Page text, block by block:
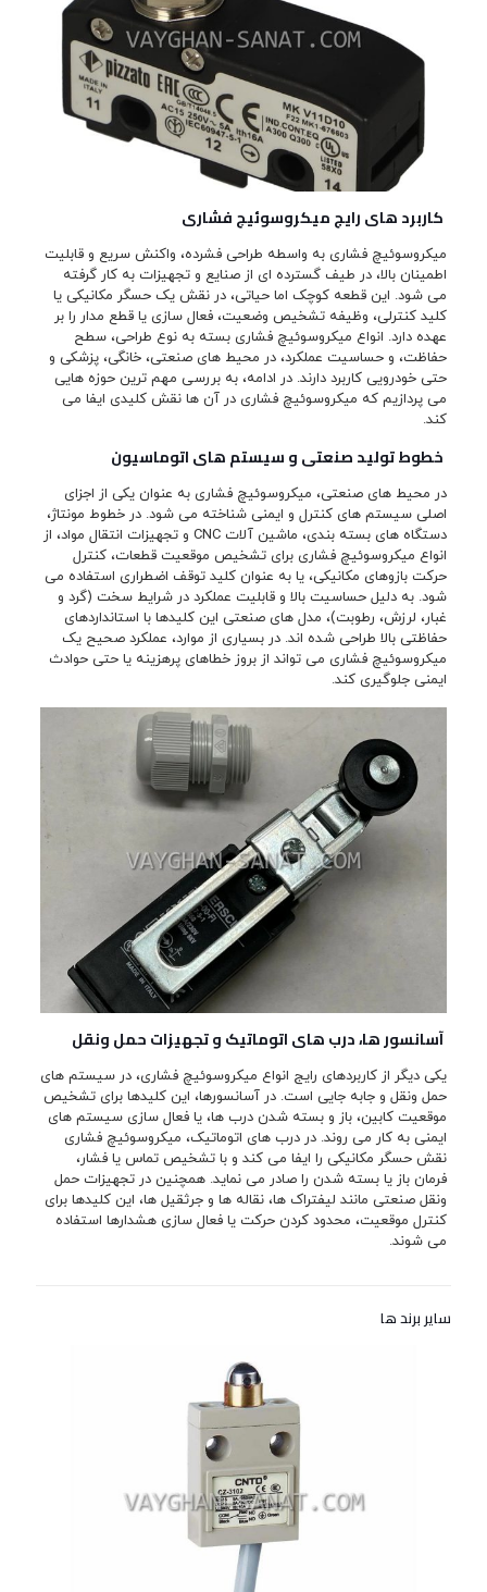
کاربرد های رایج میکروسوئیچ فشاری
میکروسوئیچ فشاری به واسطه طراحی فشرده، واکنش سریع و قابلیت
اطمینان بالا، در طیف گسترده ای از صنایع و تجهیزات به کار گرفته
می شود. این قطعه کوچک اما حیاتی، در نقش یک حسگر مکانیکی یا
کلید کنترلی، وظیفه تشخیص وضعیت، فعال سازی یا قطع مدار را بر
عهده دارد. انواع میکروسوئیچ فشاری بسته به نوع طراحی، سطح
حفاظت، و حساسیت عملکرد، در محیط های صنعتی، خانگی، پزشکی و
حتی خودرویی کاربرد دارند. در ادامه، به بررسی مهم ترین حوزه هایی
می پردازیم که میکروسوئیچ فشاری در آن ها نقش کلیدی ایفا می
کند.
خطوط تولید صنعتی و سیستم های اتوماسیون
در محیط های صنعتی، میکروسوئیچ فشاری به عنوان یکی از اجزای
اصلی سیستم های کنترل و ایمنی شناخته می شود. در خطوط مونتاژ،
دستگاه های بسته بندی، ماشین آلات CNC و تجهیزات انتقال مواد، از
انواع میکروسوئیچ فشاری برای تشخیص موقعیت قطعات، کنترل
حرکت بازوهای مکانیکی، یا به عنوان کلید توقف اضطراری استفاده می
شود. به دلیل حساسیت بالا و قابلیت عملکرد در شرایط سخت (گرد و
غبار، لرزش، رطوبت)، مدل های صنعتی این کلیدها با استانداردهای
حفاظتی بالا طراحی شده اند. در بسیاری از موارد، عملکرد صحیح یک
میکروسوئیچ فشاری می تواند از بروز خطاهای پرهزینه یا حتی حوادث
ایمنی جلوگیری کند.
آسانسور ها، درب های اتوماتیک و تجهیزات حمل ونقل
یکی دیگر از کاربردهای رایج انواع میکروسوئیچ فشاری، در سیستم های
حمل ونقل و جابه جایی است. در آسانسورها، این کلیدها برای تشخیص
موقعیت کابین، باز و بسته شدن درب ها، یا فعال سازی سیستم های
ایمنی به کار می روند. در درب های اتوماتیک، میکروسوئیچ فشاری
نقش حسگر مکانیکی را ایفا می کند و با تشخیص تماس یا فشار،
فرمان باز یا بسته شدن را صادر می نماید. همچنین در تجهیزات حمل
ونقل صنعتی مانند لیفتراک ها، نقاله ها و جرثقیل ها، این کلیدها برای
کنترل موقعیت، محدود کردن حرکت یا فعال سازی هشدارها استفاده
می شوند.
سایر برند ها